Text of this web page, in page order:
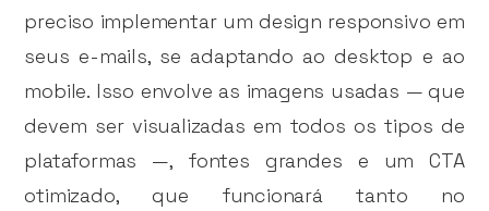
preciso implementar um design responsivo em
seus e-mails, se adaptando ao desktop e ao
mobile. Isso envolve as imagens usadas — que
devem ser visualizadas em todos os tipos de
plataformas —, fontes grandes e um CTA
otimizado, que funcionará tanto no